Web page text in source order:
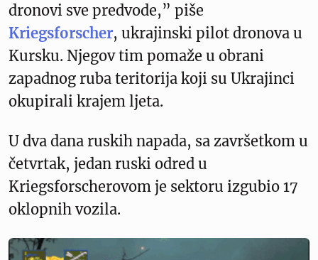
dronovi sve predvode,” piše
Kriegsforscher, ukrajinski pilot dronova u
Kursku. Njegov tim pomaže u obrani
zapadnog ruba teritorija koji su Ukrajinci
okupirali krajem ljeta.
U dva dana ruskih napada, sa završetkom u
četvrtak, jedan ruski odred u
Kriegsforscherovom je sektoru izgubio 17
oklopnih vozila.